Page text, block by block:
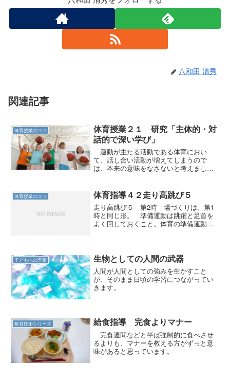
八和田 清秀
関連記事
体育授業のコツ
体育授業２１ 研究「主体的・対
話的で深い学び」
運動が主たる活動である体育におい
て、話し合い活動が増えてしまうので
は、本来の意味をなさないと考えましょ
体育授業のコツ 体育指導４２走り高跳び５
走り高跳び５ 第2時 場づくりは、第1
時と同じ形。 準備運動は跳躍と足首を
よく回しておくこと。体育の準備運動
試しに跳んでみる。 第1時...
子どもへの言葉 生物としての人間の武器
人間が人間としての強みを生かすこと
が、そのまま日頃の学習につながってい
きます。
教育技術シリーズ 給食指導 完食よりマナー
完食週間などと半ば強制的に食べさせ
るよりも、マナーを教える方がずっと意
味があると思っています。